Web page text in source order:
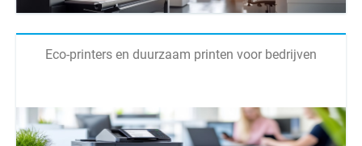
Eco-printers en duurzaam printen voor bedrijven